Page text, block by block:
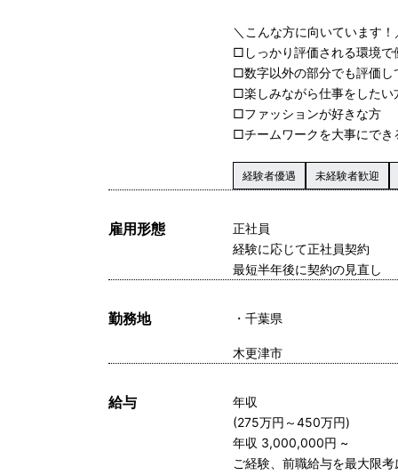
＼こんな方に向いています！
□しっかり評価される環境で
□数字以外の部分でも評価し
□楽しみながら仕事をしたい
□ファッションが好きな方
□チームワークを大事にでき
経験者優遇 未経験者歓迎
雇用形態
正社員
経験に応じて正社員契約
最短半年後に契約の見直し
勤務地 千葉県
木更津市
給与
年収
(275万円～450万円)
年収 3,000,000円 ~
ご経験、前職給与を最大限考